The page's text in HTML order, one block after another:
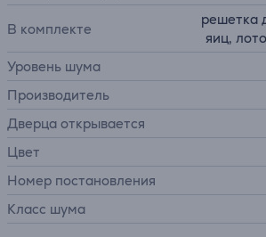
В комплекте
решетка
яиц,
Уровень шума
Производитель
Дверца открывается
Цвет
Номер постановления
Класс шума